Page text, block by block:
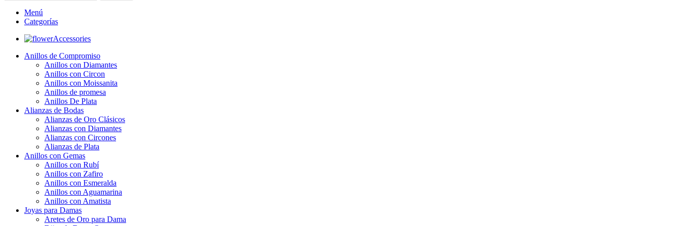
Menú
Categorías
Accessories
Anillos de Compromiso
Anillos con Diamantes
Anillos con Circon
Anillos con Moissanita
Anillos de promesa
Anillos De Plata
Alianzas de Bodas
Alianzas de Oro Clásicos
Alianzas con Diamantes
Alianzas con Circones
Alianzas de Plata
Anillos con Gemas
Anillos con Rubí
Anillos con Zafiro
Anillos con Esmeralda
Anillos con Aguamarina
Anillos con Amatista
Joyas para Damas
Aretes de Oro para Dama